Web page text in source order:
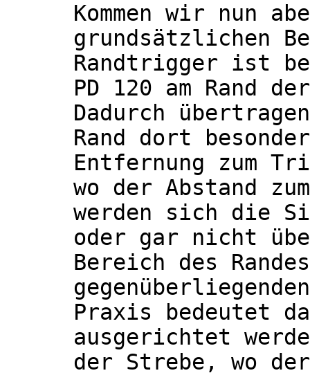
Kommen wir nun
grundsätzlichen
Randtrigger ist
PD 120 am Rand
Dadurch
Rand dort
Entfernung zum
wo der Abstand
werden sich die
oder gar nicht
Bereich des
Praxis bedeutet
ausgerichtet
der Strebe, wo